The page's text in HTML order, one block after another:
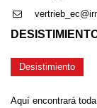
Desistimiento
Aquí encontrará